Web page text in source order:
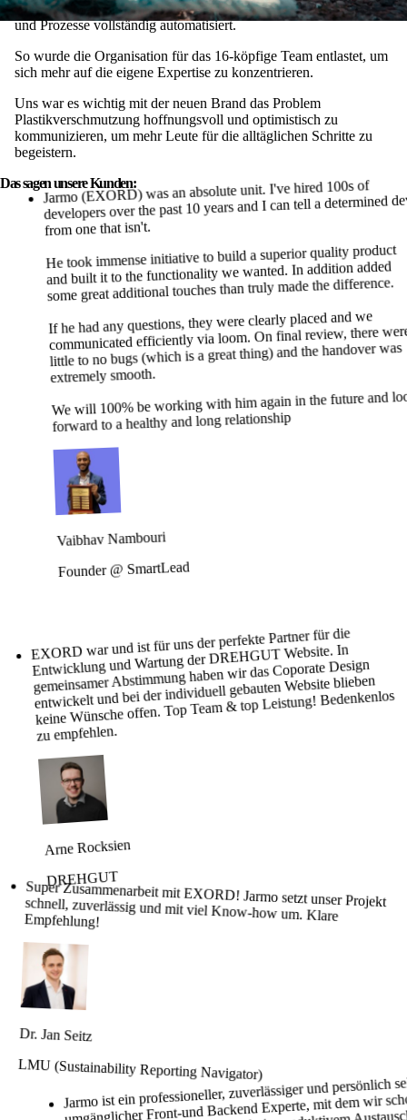
Wir haben den Auftritt des Projekts der neuen Vision angepasst
und Prozesse vollständig automatisiert.
So wurde die Organisation für das 16-köpfige Team entlastet, um
sich mehr auf die eigene Expertise zu konzentrieren.
Uns war es wichtig mit der neuen Brand das Problem
Plastikverschmutzung hoffnungsvoll und optimistisch zu
kommunizieren, um mehr Leute für die alltäglichen Schritte zu
begeistern.
Das sagen unsere Kunden:
Jarmo (EXORD) was an absolute unit. I've hired 100s of
developers over the past 10 years and I can tell a determined
from one that isn't.
He took immense initiative to build a superior quality product
and built it to the functionality we wanted. In addition added
some great additional touches than truly made the difference.
If he had any questions, they were clearly placed and we
communicated efficiently via loom. On final review, there
little to no bugs (which is a great thing) and the handover was
extremely smooth.
We will 100% be working with him again in the future and
forward to a healthy and long relationship
Vaibhav Nambouri
Founder @ SmartLead
EXORD war und ist für uns der perfekte Partner für die
Entwicklung und Wartung der DREHGUT Website. In
gemeinsamer Abstimmung haben wir das Coporate Design
entwickelt und bei der individuell gebauten Website blieben
keine Wünsche offen. Top Team & top Leistung! Bedenkenlos
zu empfehlen.
Arne Rocksien
DREHGUT
Super Zusammenarbeit mit EXORD! Jarmo setzt unser Projekt schnell, zuverlässig und mit viel Know-how um. Klare
Empfehlung!
Dr. Jan Seitz
LMU (Sustainability Reporting Navigator)
Jarmo ist ein professioneller, zuverlässiger und persönlich
umgänglicher Front-und Backend Experte, mit dem wir